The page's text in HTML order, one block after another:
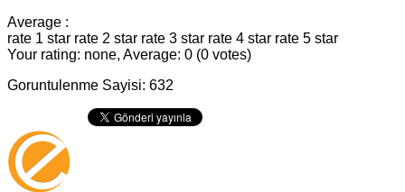
Average :
rate 1 star rate 2 star rate 3 star rate 4 star rate 5 star
Your rating: none, Average: 0 (0 votes)
Goruntulenme Sayisi: 632